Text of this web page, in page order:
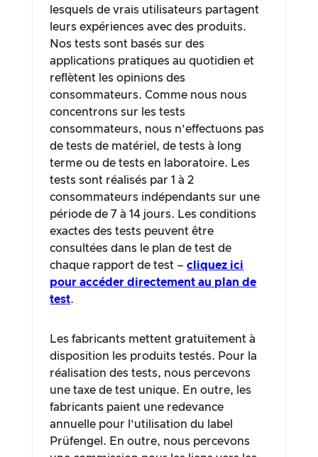
lesquels de vrais utilisateurs partagent
leurs expériences avec des produits.
Nos tests sont basés sur des
applications pratiques au quotidien et
reflètent les opinions des
consommateurs. Comme nous nous
concentrons sur les tests
consommateurs, nous n’effectuons pas
de tests de matériel, de tests à long
terme ou de tests en laboratoire. Les
tests sont réalisés par 1 à 2
consommateurs indépendants sur une
période de 7 à 14 jours. Les conditions
exactes des tests peuvent être
consultées dans le plan de test de
chaque rapport de test –cliquez ici
pour accéder directement au plan de
test.
Les fabricants mettent gratuitement à
disposition les produits testés. Pour la
réalisation des tests, nous percevons
une taxe de test unique. En outre, les
fabricants paient une redevance
annuelle pour l’utilisation du label
Prüfengel. En outre, nous percevons